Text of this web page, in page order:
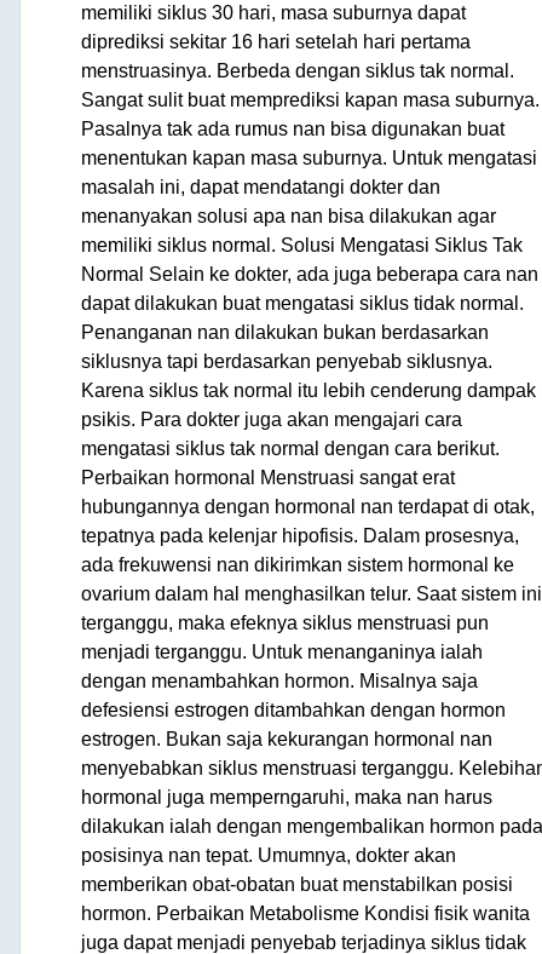
memiliki siklus 30 hari, masa suburnya dapat
diprediksi sekitar 16 hari setelah hari pertama
menstruasinya. Berbeda dengan siklus tak normal.
Sangat sulit buat memprediksi kapan masa suburnya.
Pasalnya tak ada rumus nan bisa digunakan buat
menentukan kapan masa suburnya. Untuk mengatasi
masalah ini, dapat mendatangi dokter dan
menanyakan solusi apa nan bisa dilakukan agar
memiliki siklus normal. Solusi Mengatasi Siklus Tak
Normal Selain ke dokter, ada juga beberapa cara nan
dapat dilakukan buat mengatasi siklus tidak normal.
Penanganan nan dilakukan bukan berdasarkan
siklusnya tapi berdasarkan penyebab siklusnya.
Karena siklus tak normal itu lebih cenderung dampak
psikis. Para dokter juga akan mengajari cara
mengatasi siklus tak normal dengan cara berikut.
Perbaikan hormonal Menstruasi sangat erat
hubungannya dengan hormonal nan terdapat di otak,
tepatnya pada kelenjar hipofisis. Dalam prosesnya,
ada frekuwensi nan dikirimkan sistem hormonal ke
ovarium dalam hal menghasilkan telur. Saat sistem ini
terganggu, maka efeknya siklus menstruasi pun
menjadi terganggu. Untuk menanganinya ialah
dengan menambahkan hormon. Misalnya saja
defesiensi estrogen ditambahkan dengan hormon
estrogen. Bukan saja kekurangan hormonal nan
menyebabkan siklus menstruasi terganggu.
hormonal juga memperngaruhi, maka nan harus
dilakukan ialah dengan mengembalikan hormon pada
posisinya nan tepat. Umumnya, dokter akan
memberikan obat-obatan buat menstabilkan posisi
hormon. Perbaikan Metabolisme Kondisi fisik wanita
juga dapat menjadi penyebab terjadinya siklus tidak